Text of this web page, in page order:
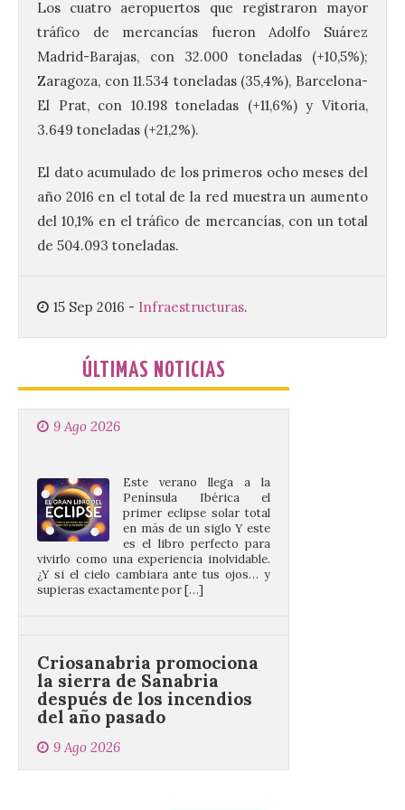
Los cuatro aeropuertos que registraron mayor
tráfico de mercancías fueron Adolfo Suárez
Madrid-Barajas, con 32.000 toneladas (+10,5%);
Zaragoza, con 11.534 toneladas (35,4%), Barcelona-
El Prat, con 10.198 toneladas (+11,6%) y Vitoria,
3.649 toneladas (+21,2%).
El dato acumulado de los primeros ocho meses del
año 2016 en el total de la red muestra un aumento
del 10,1% en el tráfico de mercancías, con un total
de 504.093 toneladas.
15 Sep 2016 - Infraestructuras.
ÚLTIMAS NOTICIAS
Brujería Fest Summer un
festival que se celebrará
el 11 de agosto en la
Bañeza
9 Ago 2026
Bañeza presenta el
Brujería Fest Summer
Edition, una nueva cita
musical de las fiestas
patronales. El salón de plenos del
Ayuntamiento de La Bañeza acogió el 4 de
9 Ago 2026
en más de un siglo Y este
es el libro perfecto para
vivirlo como una experiencia inolvidable.
¿Y si el cielo cambiara ante tus ojos… y
supieras exactamente por […]
del año pasado
9 Ago 2026
personas después de